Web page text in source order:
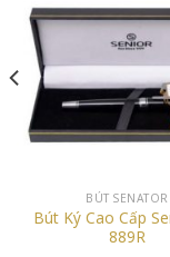
BÚT SENATOR
Bút Ký Cao Cấp
889R